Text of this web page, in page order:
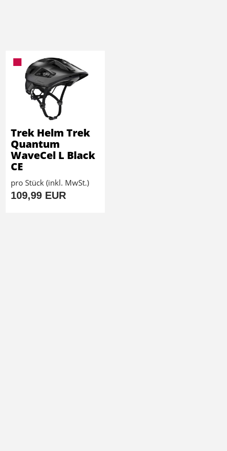
Trek Helm Trek
Quantum
WaveCel L Black
CE
pro Stück (inkl. MwSt.)
109,99 EUR